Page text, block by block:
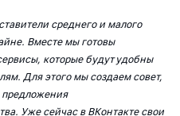
среднего и малого
Вместе мы готовы
которые будут удобны
Для этого мы создаем совет,
предложения
Уже сейчас в ВКонтакте свои